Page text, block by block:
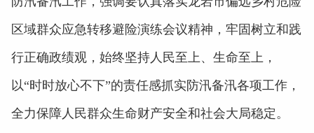
区域群众应急转移避险演练会议精神，牢固树立和践
行正确政绩观，始终坚持人民至上、生命至上，
以“时时放心不下”的责任感抓实防汛备汛各项工作，
全力保障人民群众生命财产安全和社会大局稳定。